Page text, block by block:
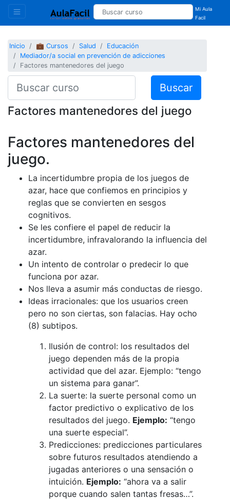
Mi Aula
Facil
Inicio 💼 Cursos Salud
Educación
Mediador/a social en prevención de adicciones
Factores mantenedores del juego
Buscar
Factores mantenedores del juego
Factores mantenedores del
juego.
La incertidumbre propia de los juegos de
azar, hace que confiemos en principios y
reglas que se convierten en sesgos
cognitivos.
Se les confiere el papel de reducir la
incertidumbre, infravalorando la influencia del
azar.
Un intento de controlar o predecir lo que
funciona por azar.
Nos lleva a asumir más conductas de riesgo.
Ideas irracionales: que los usuarios creen
pero no son ciertas, son falacias. Hay ocho
(8) subtipos.
Ilusión de control: los resultados del
juego dependen más de la propia
actividad que del azar. Ejemplo: “tengo
un sistema para ganar”.
La suerte: la suerte personal como un
factor predictivo o explicativo de los
resultados del juego. Ejemplo: “tengo
una suerte especial”.
Predicciones: predicciones particulares
sobre futuros resultados atendiendo a
jugadas anteriores o una sensación o
intuición. Ejemplo: “ahora va a salir
porque cuando salen tantas fresas…”.